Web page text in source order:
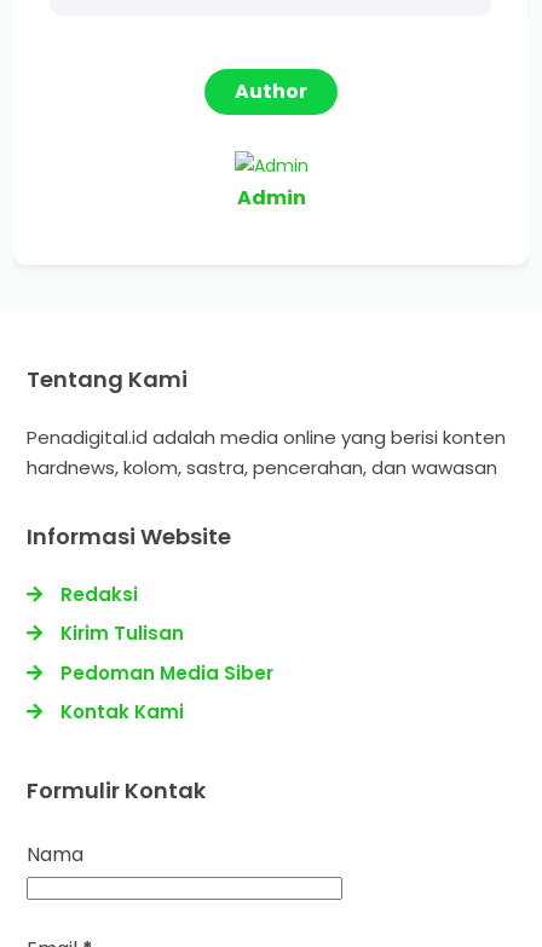
Author
Admin
Tentang Kami
Penadigital.id adalah media online yang berisi konten
hardnews, kolom, sastra, pencerahan, dan wawasan
Informasi Website
Redaksi
Kirim Tulisan
Pedoman Media Siber
Kontak Kami
Formulir Kontak
Nama